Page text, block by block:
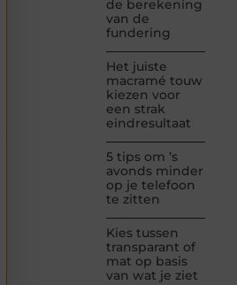
de berekening
van de
fundering
Het juiste
macramé touw
kiezen voor
een strak
eindresultaat
5 tips om ’s
avonds minder
op je telefoon
te zitten
Kies tussen
transparant of
mat op basis
van wat je ziet